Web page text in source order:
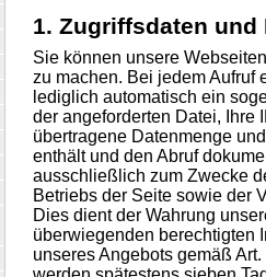
1. Zugriffsdaten und
Sie können unsere
zu machen. Bei jedem Aufruf
lediglich automatisch ein
der angeforderten Datei, Ihre
übertragene Datenmenge
enthält und den Abruf
ausschließlich zum Zwecke
Betriebs der Seite sowie der
Dies dient der Wahrung
überwiegenden berechtigten
unseres Angebots gemäß